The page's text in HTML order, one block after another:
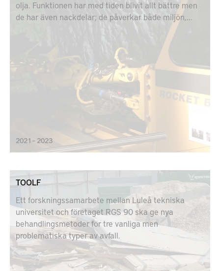
olja. Funktionen har med tiden blivit allt bättre men
de har även nackdelar; de påverkar både miljön,
människors hälsa och klimatet negativt. Projektet
kommer därför att arbeta för att förbättra de
praktiska tillämpningarna, bland annat genom att
kombinera labbtester med fälttester.
2021 – 2023
TOOLF
Ett forskningssamarbete mellan Luleå tekniska
universitet och företaget RGS 90 ska ge nya
behandlingsmetoder för tre vanliga men
problematiska typer av avfall.